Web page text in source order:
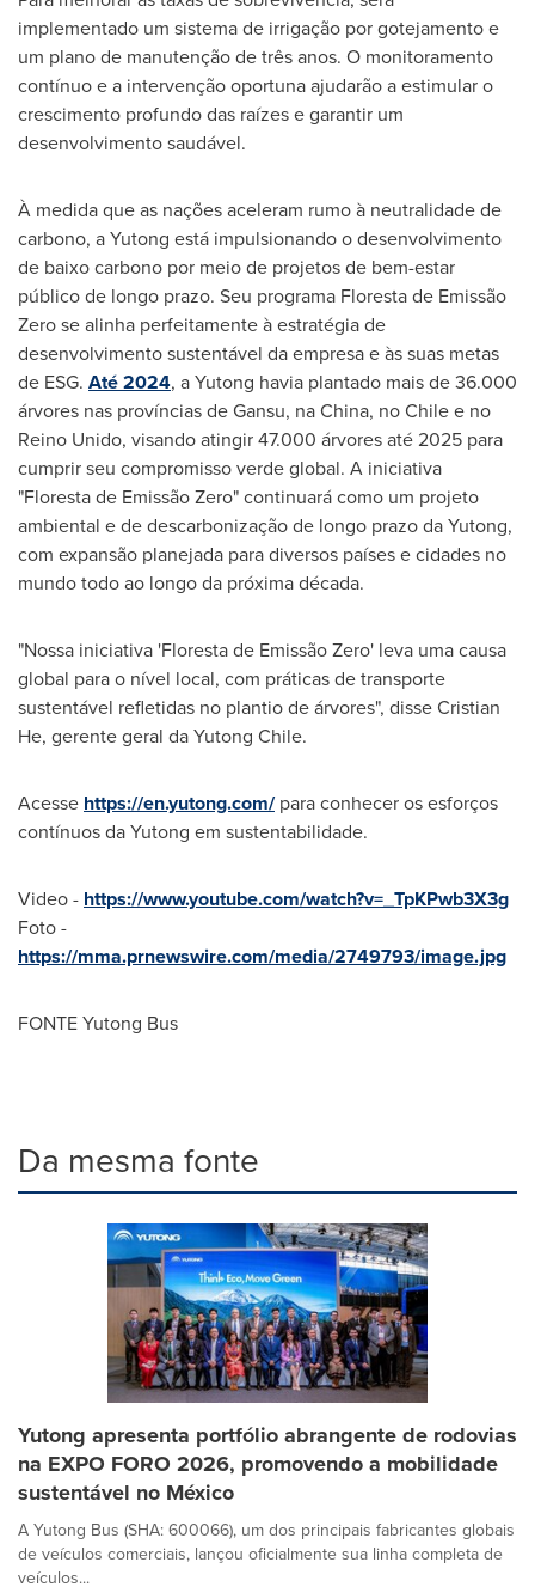
implementado um sistema de irrigação por gotejamento e
um plano de manutenção de três anos. O monitoramento
contínuo e a intervenção oportuna ajudarão a estimular o
crescimento profundo das raízes e garantir um
desenvolvimento saudável.
À medida que as nações aceleram rumo à neutralidade de
carbono, a Yutong está impulsionando o desenvolvimento
de baixo carbono por meio de projetos de bem-estar
público de longo prazo. Seu programa Floresta de Emissão
Zero se alinha perfeitamente à estratégia de
desenvolvimento sustentável da empresa e às suas metas
de ESG. Até 2024, a Yutong havia plantado mais de 36.000
árvores nas províncias deGansu, naChina, noChilee no
Reino Unido, visando atingir 47.000 árvores até 2025 para
cumprir seu compromisso verde global. A iniciativa
"Floresta de Emissão Zero" continuará como um projeto
ambiental e de descarbonização de longo prazo da Yutong,
com expansão planejada para diversos países e cidades no
mundo todo ao longo da próxima década.
"Nossa iniciativa 'Floresta de Emissão Zero' leva uma causa
global para o nível local, com práticas de transporte
sustentável refletidas no plantio de árvores", disseCristian
He, gerente geral da Yutong Chile.
Acesse https://en.yutong.com/para conhecer os esforços
contínuos da Yutong em sustentabilidade.
Video - https://www.youtube.com/watch?v=_TpKPwb3X3g
Foto -
https://mma.prnewswire.com/media/2749793/image.jpg
FONTE Yutong Bus
Da mesma fonte
Yutong apresenta portfólio abrangente de rodovias
na EXPO FORO 2026, promovendo a mobilidade
sustentável no México
A Yutong Bus (SHA: 600066), um dos principais fabricantes globais
de veículos comerciais, lançou oficialmente sua linha completa de
veículos...